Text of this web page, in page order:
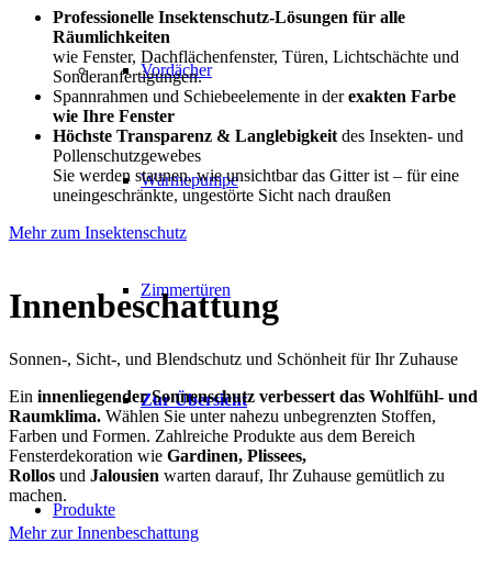
Vordächer
Wärmepumpe
Zimmertüren
Zur Übersicht
Produkte
Professionelle Insektenschutz-Lösungen für alle
Räumlichkeiten
wie Fenster, Dachflächenfenster, Türen, Lichtschächte und
Sonderanfertigungen.
Spannrahmen und Schiebeelemente in derexakten Farbe
wie Ihre Fenster
Höchste Transparenz & Langlebigkeit des Insekten- und
Pollenschutzgewebes
Sie werden staunen, wie unsichtbar das Gitter ist – für eine
uneingeschränkte, ungestörte Sicht nach draußen
Mehr zum Insektenschutz
Innenbeschattung
Sonnen-, Sicht-, und Blendschutz und Schönheit für Ihr Zuhause
Ein innenliegender Sonnenschutz verbessert das Wohlfühl- und
Raumklima. Wählen Sie unter nahezu unbegrenzten Stoffen,
Farben und Formen. Zahlreiche Produkte aus dem Bereich
Fensterdekoration wie Gardinen, Plissees,
Rollos und Jalousien warten darauf, Ihr Zuhause gemütlich zu
machen.
Mehr zur Innenbeschattung